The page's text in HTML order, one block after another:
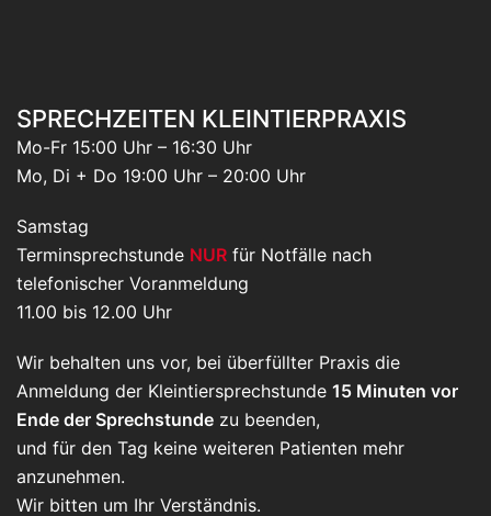
SPRECHZEITEN KLEINTIERPRAXIS
Mo-Fr 15:00 Uhr – 16:30 Uhr
Mo, Di + Do 19:00 Uhr – 20:00 Uhr
Samstag
Terminsprechstunde NUR für Notfälle nach
telefonischer Voranmeldung
11.00 bis 12.00 Uhr
Wir behalten uns vor, bei überfüllter Praxis die
Anmeldung der Kleintiersprechstunde 15 Minuten vor
Ende der Sprechstunde zu beenden,
und für den Tag keine weiteren Patienten mehr
anzunehmen.
Wir bitten um Ihr Verständnis.